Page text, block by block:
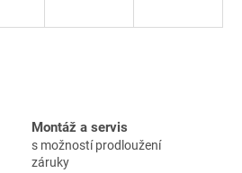
Montáž a servis
s možností prodloužení
záruky